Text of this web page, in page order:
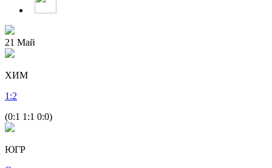
21 Май
ХИМ
1 :2
(0:1 1:1 0:0)
ЮГР